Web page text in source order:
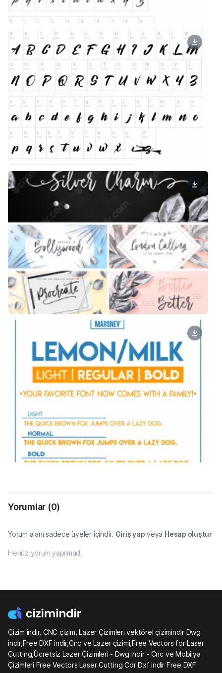
Yorumlar (0)
Yorum alanı sadece üyeler içindir. Giriş yap veya Hesap oluştur
Henüz yorum yapılmadı
Çizim indir, CNC çizim, Lazer Çizimleri vektörel çizimindir Dwg
indir,Free DXF indir,Cnc ve Lazer çizimi,Free Vectors for Laser
Cutting,Ücretsiz Lazer Çizimleri - Dwg indir - Cnc ve Mobilya
Çizimleri Free Vectors Laser Cutting Cdr Dxf indir Free DXF